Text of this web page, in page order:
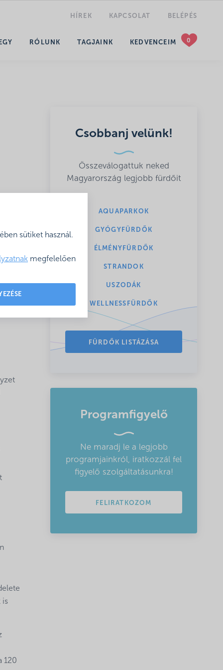
sütiket használ.
megfelelően
HÍREK KAPCSOLAT BELÉPÉS
RÓLUNK TAGJAINK KEDVENCEIM
is
120
Csobbanj velünk!
Összeválogattuk neked
Magyarország legjobb fürdőit
AQUAPARKOK
GYÓGYFÜRDŐK
ÉLMÉNYFÜRDŐK
STRANDOK
USZODÁK
WELLNESSFÜRDŐK
FÜRDŐK LISTÁZÁSA
Programfigyelő
Ne maradj le a legjobb
programjainkról, iratkozzál fel
figyelő szolgáltatásunkra!
FELIRATKOZOM